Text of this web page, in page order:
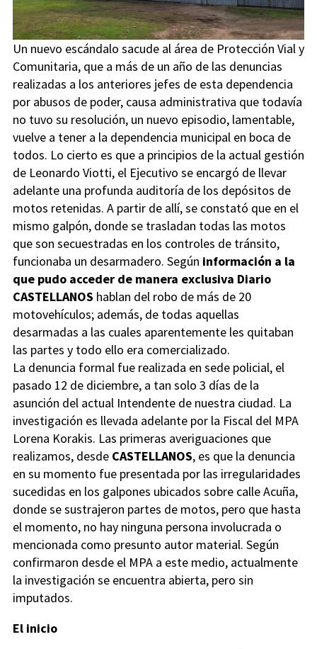
Un nuevo escándalo sacude al área de Protección Vial y
Comunitaria, que a más de un año de las denuncias
realizadas a los anteriores jefes de esta dependencia
por abusos de poder, causa administrativa que todavía
no tuvo su resolución, un nuevo episodio, lamentable,
vuelve a tener a la dependencia municipal en boca de
todos. Lo cierto es que a principios de la actual gestión
de Leonardo Viotti, el Ejecutivo se encargó de llevar
adelante una profunda auditoría de los depósitos de
motos retenidas. A partir de allí, se constató que en el
mismo galpón, donde se trasladan todas las motos
que son secuestradas en los controles de tránsito,
funcionaba un desarmadero. Según información a la
que pudo acceder de manera exclusiva Diario
CASTELLANOS hablan del robo de más de 20
motovehículos; además, de todas aquellas
desarmadas a las cuales aparentemente les quitaban
las partes y todo ello era comercializado.
La denuncia formal fue realizada en sede policial, el
pasado 12 de diciembre, a tan solo 3 días de la
asunción del actual Intendente de nuestra ciudad. La
investigación es llevada adelante por la Fiscal del MPA
Lorena Korakis. Las primeras averiguaciones que
realizamos, desde CASTELLANOS, es que la denuncia
en su momento fue presentada por las irregularidades
sucedidas en los galpones ubicados sobre calle Acuña,
donde se sustrajeron partes de motos, pero que hasta
el momento, no hay ninguna persona involucrada o
mencionada como presunto autor material. Según
confirmaron desde el MPA a este medio, actualmente
la investigación se encuentra abierta, pero sin
imputados.
El inicio